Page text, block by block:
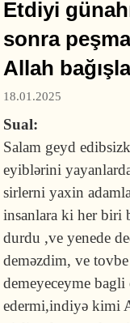
Etdiyi
sonra
Allah
18.01.2025
Sual:
Salam geyd
eyiblərini
sirlerni yaxin
insanlara ki her biri
durdu ,ve yenede
deməzdim, ve
demeyeceyme
edermi,indiyə kimi